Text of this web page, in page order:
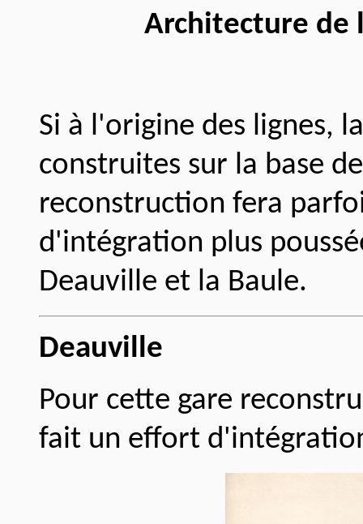
Architecture de
Si à l'origine des lignes,
construites sur la base
reconstruction fera
d'intégration plus
Deauville et la Baule.
Deauville
Pour cette gare
fait un effort